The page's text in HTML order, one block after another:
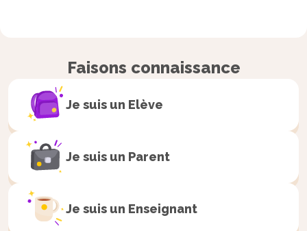
Faisons connaissance
Je suis un Elève
Je suis un Parent
Je suis un Enseignant